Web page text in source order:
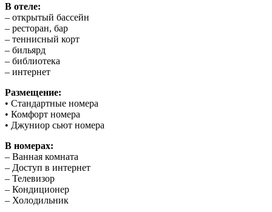
В отеле:
– открытый бассейн
– ресторан, бар
– теннисный корт
– бильярд
– библиотека
– интернет
Размещение:
• Стандартные номера
• Комфорт номера
• Джуниор сьют номера
В номерах:
– Ванная комната
– Доступ в интернет
– Телевизор
– Кондиционер
– Холодильник